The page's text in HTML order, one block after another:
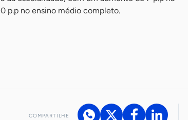
p.p no ensino médio completo.
COMPARTILHE